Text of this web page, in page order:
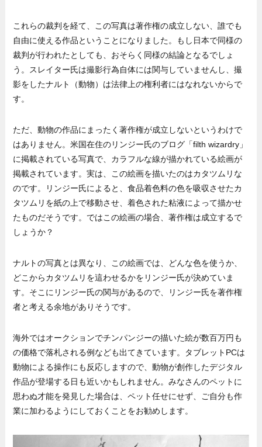
これらの裁判を経て、この写真は著作権の成立しない、誰でも
自由に使える作品ということになりました。もし日本で同様の
裁判が行われたとしても、おそらく同様の結論となるでしょ
う。スレイター氏は撮影行為自体には関与していませんし、撮
影をしたナルト（動物）は法律上の権利者にはなれないからで
す。
ただ、動物の作品にまったく著作権が成立しないというわけで
はありません。米国在住のリンジー氏のブログ「filth wizardry」
に掲載されている写真で、カラフルな線が描かれている絵画が
掲載されています。実は、この絵画を描いたのはカタツムリな
のです。リンジー氏によると、食品着色料の色を吸収させたカ
タツムリを紙の上で移動させ、着色された粘液によって描かせ
たものだそうです。ではこの絵画の場合、著作権は成立するで
しょうか？
ナルトの写真とは異なり、この絵画では、どんな色を使うか、
どこからカタツムリを這わせるかをリンジー氏が決めていま
す。そこにリンジー氏の関与があるので、リンジー氏を著作権
者と考える余地がありそうです。
海外ではオークションでチンパンジーの描いた絵が数百万円も
の価格で落札される例なども出てきています。タブレットPCは
動物による操作にも反応しますので、動物が創作したデジタル
作品が登場する日も近いかもしれません。みなさんのペットに
思わぬ才能を発見した場合は、ペット任せにせず、ご自分も作
業に加わるようにしておくことをお勧めします。